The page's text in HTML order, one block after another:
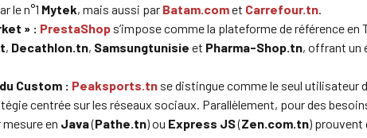
le n°1 Mytek, mais aussi par Batam.comet Carrefour.tn.
» : PrestaShop s’impose comme la plateforme de référence en
, Decathlon.tn, Samsungtunisie et Pharma-Shop.tn, offrant un
Custom : Peaksports.tn se distingue comme le seul utilisateur
centrée sur les réseaux sociaux. Parallèlement, pour des
en Java(Pathe.tn) ou Express JS(Zen.com.tn) prouvent